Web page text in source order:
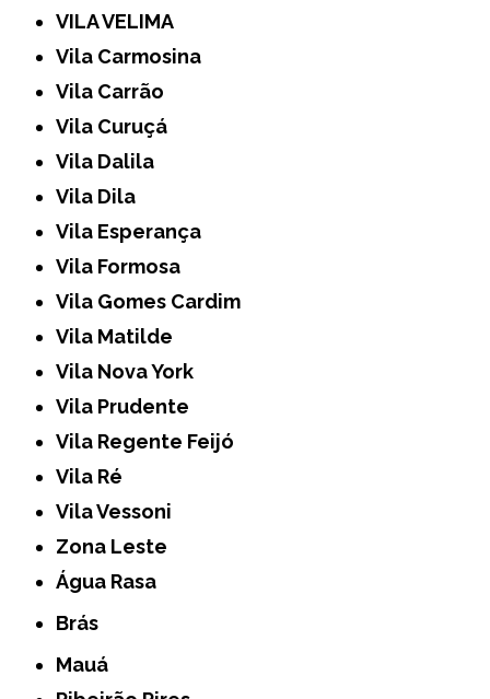
VILA VELIMA
Vila Carmosina
Vila Carrão
Vila Curuçá
Vila Dalila
Vila Dila
Vila Esperança
Vila Formosa
Vila Gomes Cardim
Vila Matilde
Vila Nova York
Vila Prudente
Vila Regente Feijó
Vila Ré
Vila Vessoni
Zona Leste
Água Rasa
Brás
Mauá